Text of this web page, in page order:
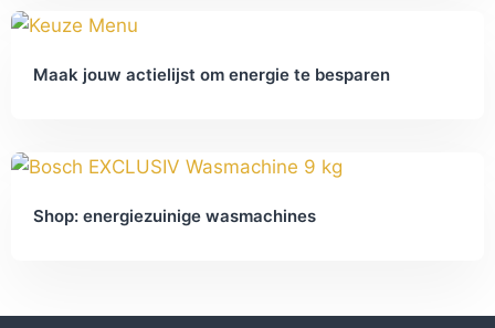
Maak jouw actielijst om energie te besparen
Shop: energiezuinige wasmachines